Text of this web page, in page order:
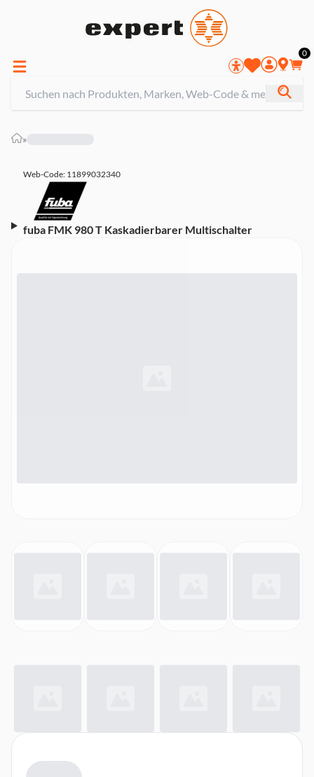
0
»
Web-Code: 11899032340
fuba FMK 980 T Kaskadierbarer Multischalter